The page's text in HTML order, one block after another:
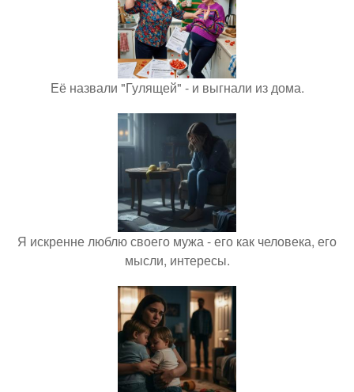
Её назвали "Гулящей" - и выгнали из дома.
Я искренне люблю своего мужа - его как человека, его
мысли, интересы.